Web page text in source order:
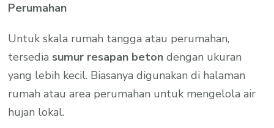
Perumahan
Untuk skala rumah tangga atau perumahan,
tersedia sumur resapan beton dengan ukuran
yang lebih kecil. Biasanya digunakan di halaman
rumah atau area perumahan untuk mengelola air
hujan lokal.